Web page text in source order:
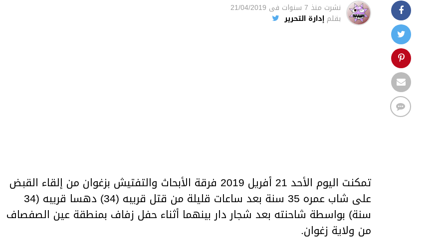
نشرت منذ 7 سنوات فى 21/04/2019
بقلم إدارة التحرير
تمكنت اليوم الأحد 21 أفريل 2019 فرقة الأبحاث والتفتيش بزغوان من إلقاء القبض
على شاب عمره 35 سنة بعد ساعات قليلة من قتل قريبه (34) دهسا قريبه (34
سنة) بواسطة شاحنته بعد شجار دار بينهما أثناء حفل زفاف بمنطقة عين الصفصاف
من ولاية زغوان.